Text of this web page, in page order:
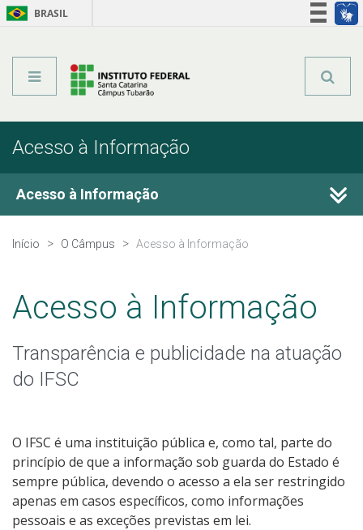
BRASIL
Acesso à Informação
Acesso à Informação
Auditorias
Carta de Serviços ao Usuário
Parcerias, convênios e transferências
Indicadores e Estatísticas
Informações Classificadas
Início O Câmpus Acesso à Informação
Acesso à Informação
Transparência e publicidade na atuação
do IFSC
O IFSC é uma instituição pública e, como tal, parte do
princípio de que a informação sob guarda do Estado é
sempre pública, devendo o acesso a ela ser restringido
apenas em casos específicos, como informações
pessoais e as exceções previstas em lei.